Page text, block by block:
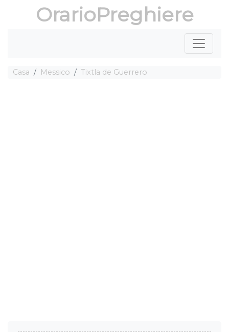
OrarioPreghiere
Casa Messico Tixtla de Guerrero